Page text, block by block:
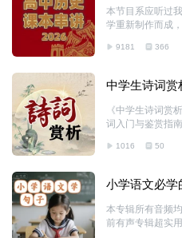
思维。 课程采用
点，语言通俗易
学。
本节目系应听过
学重新制作而成
帮助各位利用碎
复习 本节目包含但不限于以下内容 一、课本基础知识点
的逐点解析 二、基本历史常识的串讲 三、高考会涉及的
课本知识之外内容的提升 四、历史逻
历史唯物主义与各种历史观 六、学
八、各位同学的
较复杂的问题 本节目旨在于帮助高中同学完成学业及考
9181 366
中学生诗词赏
《中学生诗词赏
词入门与鉴赏指
经典诗词，涵盖
名篇，兼顾文学
味、感悟”为脉
和艺术手法赏析
境美、情感美和
析”和“思考题”模
读积累。 此外，
1016 50
小学语文必学
本专辑所有音频均由AI生成。 小
前有声专辑超实用哦～ 咱们写作文的根基